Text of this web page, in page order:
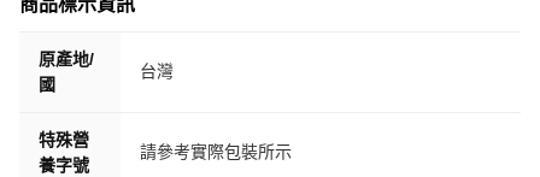
原產地/
國
台灣
特殊營
養字號
請參考實際包裝所示